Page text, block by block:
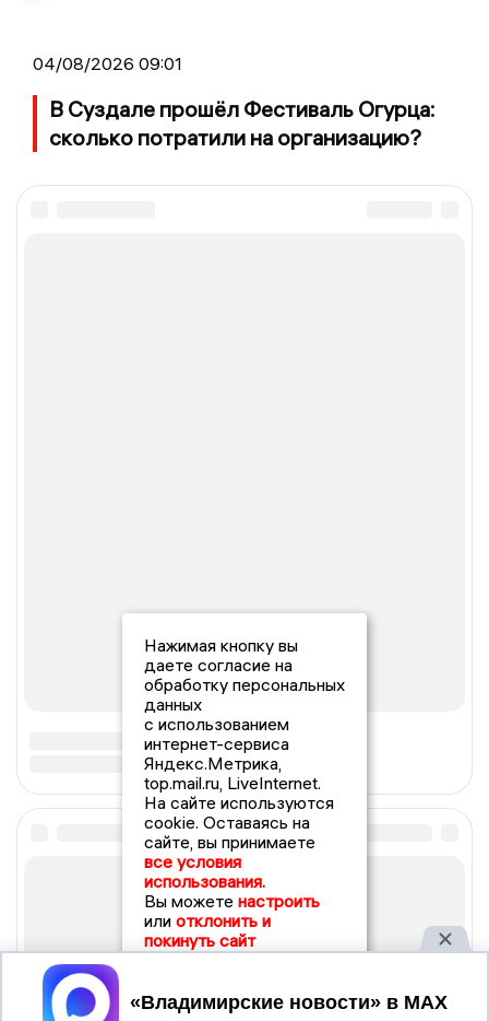
04/08/2026 09:01
В Суздале прошёл Фестиваль Огурца:
сколько потратили на организацию?
Нажимая кнопку вы
даете согласие на
обработку персональных
данных
с использованием
интернет-сервиса
Яндекс.Метрика,
top.mail.ru, LiveInternet.
На сайте используются
cookie. Оставаясь на
сайте, вы принимаете
все условия
использования.
Вы можете настроить
или отклонить и
покинуть сайт
Принять